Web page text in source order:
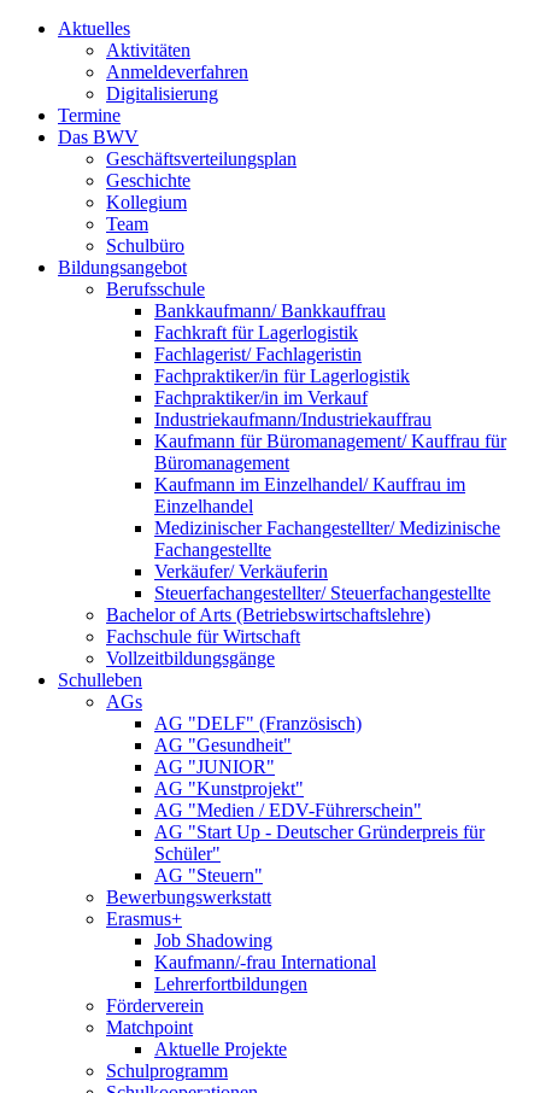
Aktuelles
Aktivitäten
Anmeldeverfahren
Digitalisierung
Termine
Das BWV
Geschäftsverteilungsplan
Geschichte
Kollegium
Team
Schulbüro
Bildungsangebot
Berufsschule
Bankkaufmann/ Bankkauffrau
Fachkraft für Lagerlogistik
Fachlagerist/ Fachlageristin
Fachpraktiker/in für Lagerlogistik
Fachpraktiker/in im Verkauf
Industriekaufmann/Industriekauffrau
Kaufmann für Büromanagement/ Kauffrau für
Büromanagement
Kaufmann im Einzelhandel/ Kauffrau im
Einzelhandel
Medizinischer Fachangestellter/ Medizinische
Fachangestellte
Verkäufer/ Verkäuferin
Steuerfachangestellter/ Steuerfachangestellte
Bachelor of Arts (Betriebswirtschaftslehre)
Fachschule für Wirtschaft
Vollzeitbildungsgänge
Schulleben
AGs
AG "DELF" (Französisch)
AG "Gesundheit"
AG "JUNIOR"
AG "Kunstprojekt"
AG "Medien / EDV-Führerschein"
AG "Start Up - Deutscher Gründerpreis für
Schüler"
AG "Steuern"
Bewerbungswerkstatt
Erasmus+
Job Shadowing
Kaufmann/-frau International
Lehrerfortbildungen
Förderverein
Matchpoint
Aktuelle Projekte
Schulprogramm